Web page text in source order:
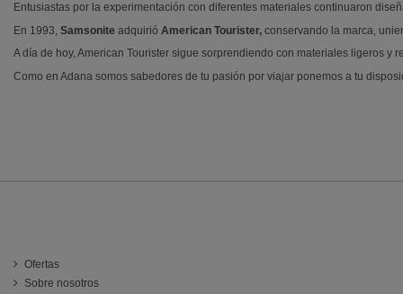
Entusiastas por la experimentación con diferentes materiales continuaron
En 1993, Samsonite adquirió American Tourister, conservando la marca,
A día de hoy, American Tourister sigue sorprendiendo con materiales ligeros y
Como en Adana somos sabedores de tu pasión por viajar ponemos a tu
Ofertas
Sobre nosotros